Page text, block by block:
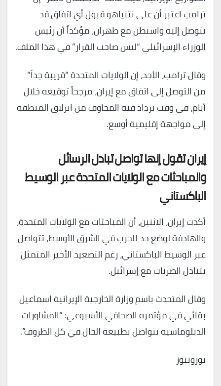
ترامب اعتبر أن على نتنياهو قبول أي اتفاق قد
تتوصل إليه واشنطن مع طهران، مؤكداً أن رئيس
الوزراء الإسرائيلي “ليس صاحب القرار” في هذا الملف.
وقال ترامب، الأحد، إن الولايات المتحدة “قريبة جداً”
من التوصل إلى اتفاق مع إيران، مرجحاً توقيعه خلال
أيام، في وقت تزداد فيه المخاوف من انزلاق المنطقة
إلى مواجهة إقليمية أوسع.
إيران تقول إنها تواصل تبادل الرسائل
والمباحثات مع الولايات المتحدة عبر الوسيط
الباكستاني
أكدت إيران، الاثنين، أن المباحثات مع الولايات المتحدة،
والهادفة لوضع حد للحرب في الشرق الأوسط، تتواصل
عبر الوسيط الباكستاني، رغم التصعيد الأخير المتمثل
بتبادل الضربات مع إسرائيل.
وقال المتحدث باسم وزارة الخارجية الإيرانية اسماعيل
بقائي في مؤتمره الصحافي الأسبوعي: “المشاورات
الدبلوماسية تتواصل بطبيعة الحال في كل الظروف”.
يورونيوز